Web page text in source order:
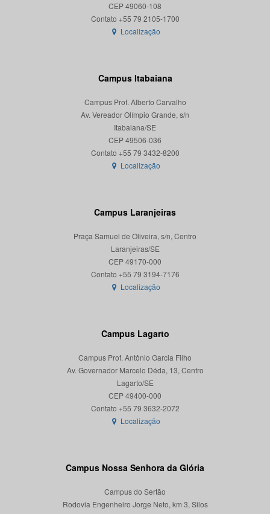
CEP 49060-108
Localização
Campus Itabaiana
Campus Prof. Alberto Carvalho
Av. Vereador Olímpio Grande, s/n
Itabaiana/SE
CEP 49506-036
Localização
Campus Laranjeiras
Praça Samuel de Oliveira, s/n, Centro
Laranjeiras/SE
CEP 49170-000
Localização
Campus Lagarto
Campus Prof. Antônio Garcia Filho
Av. Governador Marcelo Déda, 13, Centro
Lagarto/SE
CEP 49400-000
Localização
Campus Nossa Senhora da Glória
Campus do Sertão
Rodovia Engenheiro Jorge Neto, km 3, Silos